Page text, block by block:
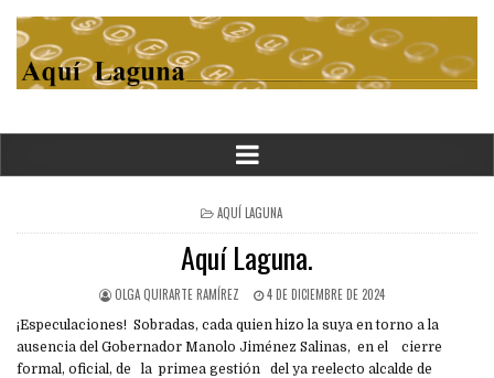
POSTED
IN
AQUÍ LAGUNA
Aquí Laguna.
OLGA QUIRARTE RAMÍREZ 4 DE DICIEMBRE DE 2024
¡Especulaciones! Sobradas, cada quien hizo la suya en torno a la
ausencia del Gobernador Manolo Jiménez Salinas, en el cierre
formal, oficial, de la primea gestión del ya reelecto alcalde de